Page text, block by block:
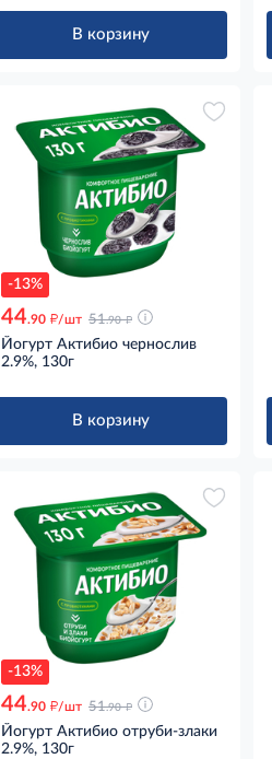
В корзину
-13%
44.90 д/шт 51.90 д
Йогурт Актибио чернослив
2.9%, 130г
В корзину
-13%
44.90 д/шт 51.90 д
Йогурт Актибио отруби-злаки
2.9%, 130г